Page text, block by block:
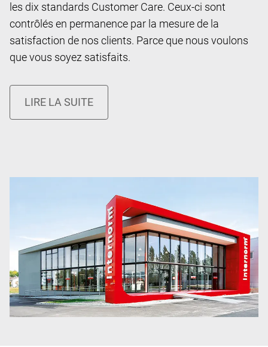
les dix standards Customer Care. Ceux-ci sont
contrôlés en permanence par la mesure de la
satisfaction de nos clients. Parce que nous voulons
que vous soyez satisfaits.